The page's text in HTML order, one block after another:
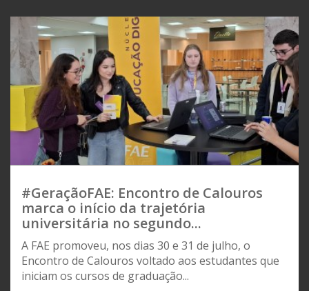
#GeraçãoFAE: Encontro de Calouros
marca o início da trajetória
universitária no segundo...
A FAE promoveu, nos dias 30 e 31 de julho, o
Encontro de Calouros voltado aos estudantes que
iniciam os cursos de graduação...